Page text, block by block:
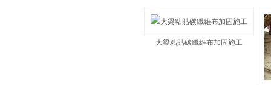
大梁粘貼碳纖維布加固施工